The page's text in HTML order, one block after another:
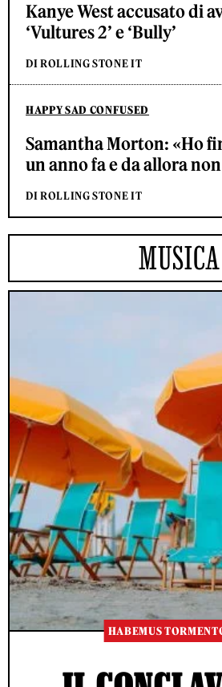
Kanye West accusato di
‘Vultures 2’ e ‘Bully’
DI ROLLING STONE IT
HAPPY SAD CONFUSED
Samantha Morton: «Ho
un anno fa e da allora
DI ROLLING STONE IT
MUSICA
HABEMUS